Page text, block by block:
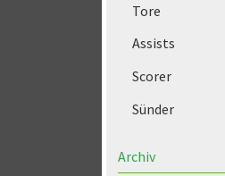
Tore
Assists
Scorer
Sünder
Archiv